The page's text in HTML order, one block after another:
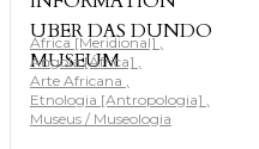
África [Meridional]
Angola [África]
Arte Africana
Etnologia [Antropologia]
Museus / Museologia